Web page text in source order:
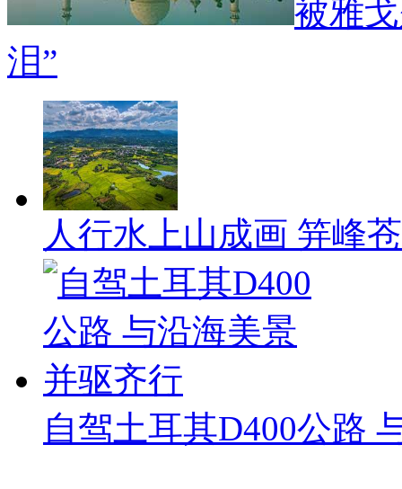
被雅
泪”
人行水上山成画 笄峰
自驾土耳其D400公路